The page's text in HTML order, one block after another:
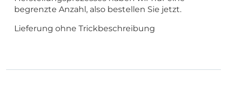
begrenzte Anzahl, also bestellen Sie jetzt.
Lieferung ohne Trickbeschreibung